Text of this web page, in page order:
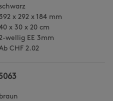
schwarz
x 292 x 184 mm
x 30 x 20 cm
wellig EE 3mm
CHF 2.02
braun